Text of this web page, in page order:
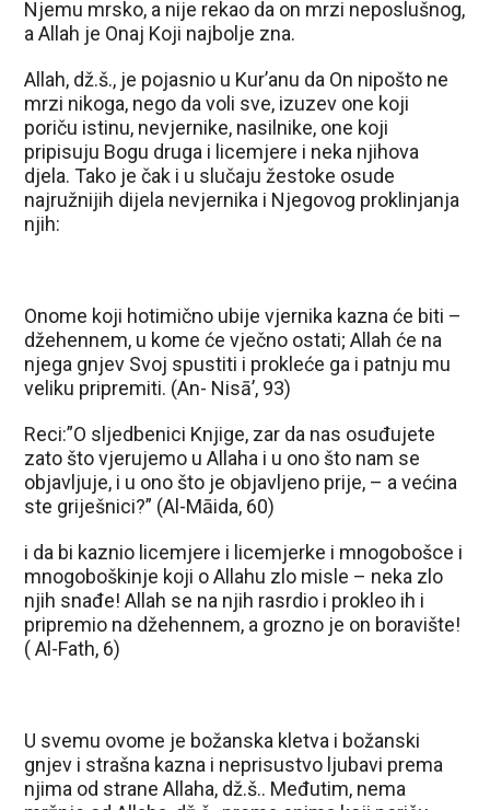
Njemu mrsko, a nije rekao da on mrzi neposlušnog,
a Allah je Onaj Koji najbolje zna.
Allah, dž.š., je pojasnio u Kur’anu da On nipošto ne
mrzi nikoga, nego da voli sve, izuzev one koji
poriču istinu, nevjernike, nasilnike, one koji
pripisuju Bogu druga i licemjere i neka njihova
djela. Tako je čak i u slučaju žestoke osude
najružnijih dijela nevjernika i Njegovog proklinjanja
njih:
Onome koji hotimično ubije vjernika kazna će biti –
džehennem, u kome će vječno ostati; Allah će na
njega gnjev Svoj spustiti i prokleće ga i patnju mu
veliku pripremiti. (An- Nisā’, 93)
Reci:”O sljedbenici Knjige, zar da nas osuđujete
zato što vjerujemo u Allaha i u ono što nam se
objavljuje, i u ono što je objavljeno prije, – a većina
ste griješnici?” (Al-Māida, 60)
i da bi kaznio licemjere i licemjerke i mnogobošce i
mnogoboškinje koji o Allahu zlo misle – neka zlo
njih snađe! Allah se na njih rasrdio i prokleo ih i
pripremio na džehennem, a grozno je on boravište!
( Al-Fath, 6)
U svemu ovome je božanska kletva i božanski
gnjev i strašna kazna i neprisustvo ljubavi prema
njima od strane Allaha, dž.š.. Međutim, nema